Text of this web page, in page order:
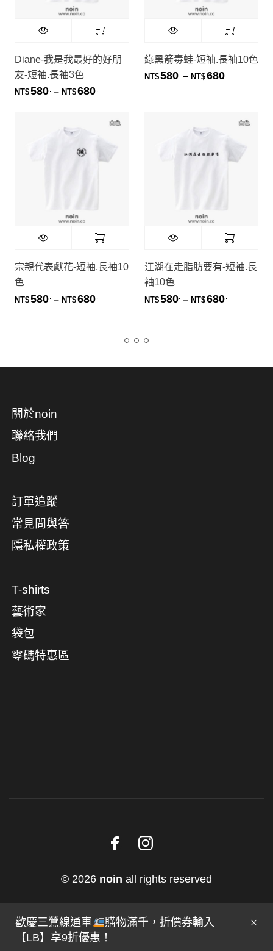
歡慶三鶯線通車
購物滿千，折價券輸入
【LB】享9折優惠！
Diane-我是我最好的好朋
友-短袖.長袖3色
NT$580 – NT$680價格範圍：NT$580. 到 NT$680.
綠黑箭毒蛙-短袖.長袖10色
NT$580 – NT$680
宗親代表獻花-短袖.長袖10
色
NT$580 – NT$680價格範圍：NT$580. 到 NT$680.
江湖在走脂肪要有-短袖.長
袖10色
NT$580 – NT$680
關於noin
聯絡我們
Blog
訂單追蹤
常見問與答
隱私權政策
T-shirts
藝術家
袋包
零碼特惠區
© 2026 noin all rights reserved